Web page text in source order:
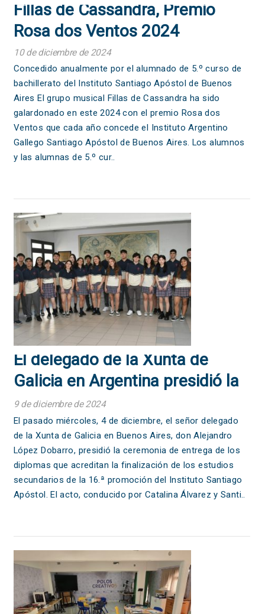
Fillas de Cassandra, Premio
Rosa dos Ventos 2024
10 de diciembre de 2024
Concedido anualmente por el alumnado de 5.º curso de
bachillerato del Instituto Santiago Apóstol de Buenos
Aires El grupo musical Fillas de Cassandra ha sido
galardonado en este 2024 con el premio Rosa dos
Ventos que cada año concede el Instituto Argentino
Gallego Santiago Apóstol de Buenos Aires. Los alumnos
y las alumnas de 5.º cur..
El delegado de la Xunta de
Galicia en Argentina presidió la
entrega de diplomas a los
alumnos y alumnas de 5° curso
de Bachillerato
9 de diciembre de 2024
El pasado miércoles, 4 de diciembre, el señor delegado
de la Xunta de Galicia en Buenos Aires, don Alejandro
López Dobarro, presidió la ceremonia de entrega de los
diplomas que acreditan la finalización de los estudios
secundarios de la 16.ª promoción del Instituto Santiago
Apóstol. El acto, conducido por Catalina Álvarez y Santi..